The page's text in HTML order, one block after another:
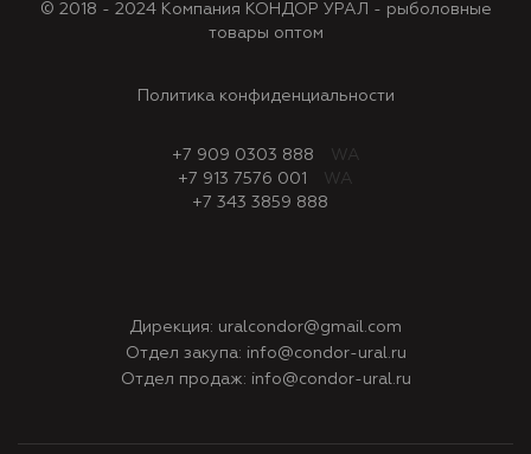
© 2018 - 2024 Компания КОНДОР УРАЛ - рыболовные
товары оптом
Политика конфиденциальности
+7 909 0303 888
WA
+7 913 7576 001
WA
+7 343 3859 888
Дирекция: uralcondor@gmail.com
Отдел закупа: info@condor-ural.ru
Отдел продаж: info@condor-ural.ru